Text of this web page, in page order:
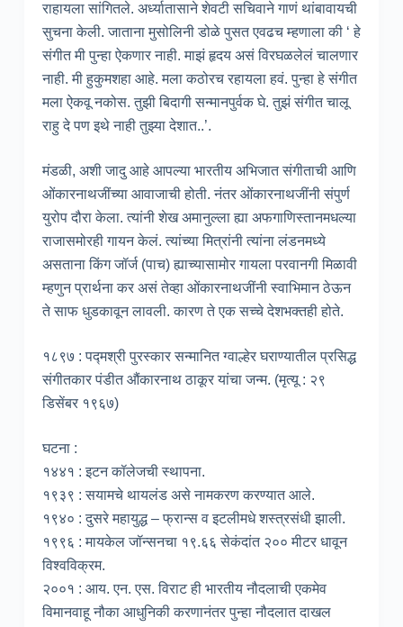
राहायला सांगितले. अर्ध्यातासाने शेवटी सचिवाने गाणं थांबावायची
सुचना केली. जाताना मुसोलिनी डोळे पुसत एवढच म्हणाला की ‘ हे
संगीत मी पुन्हा ऐकणार नाही. माझं हृदय असं विरघळलेलं चालणार
नाही. मी हुकुमशहा आहे. मला कठोरच रहायला हवं. पुन्हा हे संगीत
मला ऐकवू नकोस. तुझी बिदागी सन्मानपुर्वक घे. तुझं संगीत चालू
राहु दे पण इथे नाही तुझ्या देशात..’.
मंडळी, अशी जादु आहे आपल्या भारतीय अभिजात संगीताची आणि
ओंकारनाथजींच्या आवाजाची होती. नंतर ओंकारनाथजींनी संपुर्ण
युरोप दौरा केला. त्यांनी शेख अमानुल्ला ह्या अफगाणिस्तानमधल्या
राजासमोरही गायन केलं. त्यांच्या मित्रांनी त्यांना लंडनमध्ये
असताना किंग जॉर्ज (पाच) ह्याच्यासामोर गायला परवानगी मिळावी
म्हणुन प्रार्थना कर असं तेव्हा ओंकारनाथजींनी स्वाभिमान ठेऊन
ते साफ धुडकावून लावली. कारण ते एक सच्चे देशभक्तही होते.
१८९७ : पद्मश्री पुरस्कार सन्मानित ग्वाल्हेर घराण्यातील प्रसिद्ध
संगीतकार पंडीत औंकारनाथ ठाकूर यांचा जन्म. (मृत्यू : २९
डिसेंबर १९६७)
घटना :
१४४१ : इटन कॉलेजची स्थापना.
१९३९ : सयामचे थायलंड असे नामकरण करण्यात आले.
१९४० : दुसरे महायुद्ध – फ्रान्स व इटलीमधे शस्त्रसंधी झाली.
१९९६ : मायकेल जॉन्सनचा १९.६६ सेकंदांत २०० मीटर धावून
विश्वविक्रम.
२००१ : आय. एन. एस. विराट ही भारतीय नौदलाची एकमेव
विमानवाहू नौका आधुनिकी करणानंतर पुन्हा नौदलात दाखल